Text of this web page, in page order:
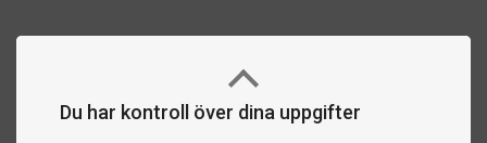
Du har kontroll över dina uppgifter